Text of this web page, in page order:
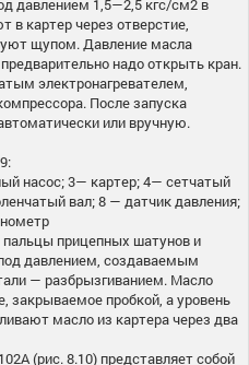
давлением 1,5—2,5 кгс/см2 в
картер через отверстие,
щупом. Давление масла
надо открыть кран.
электронагревателем,
После запуска
или вручную.
насос; 3— картер; 4— сетчатый
вал; 8 — датчик давления;
пальцы прицепных шатунов и
давлением, создаваемым
— разбрызгиванием. Масло
закрываемое пробкой, а уровень
масло из картера через два
(рис. 8.10) представляет собой